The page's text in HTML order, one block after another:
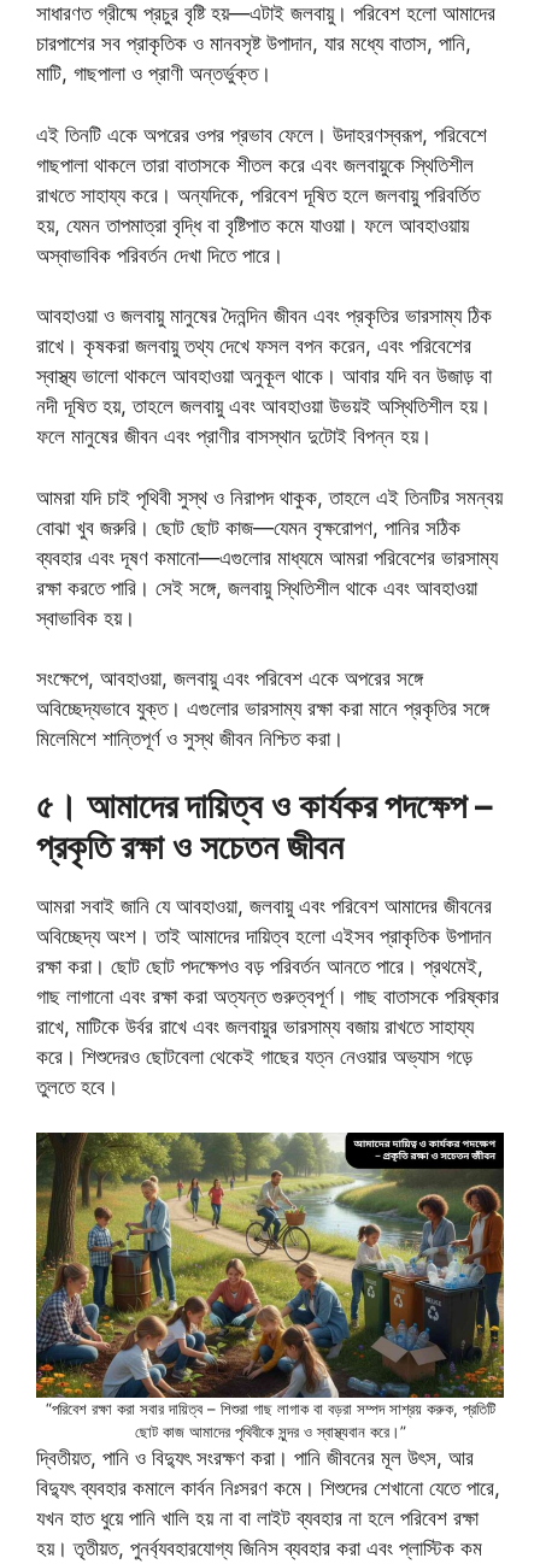
সাধারণত গ্রীষ্মে প্রচুর বৃষ্টি হয়—এটাই জলবায়ু। পরিবেশ হলো আমাদের
চারপাশের সব প্রাকৃতিক ও মানবসৃষ্ট উপাদান, যার মধ্যে বাতাস, পানি,
মাটি, গাছপালা ও প্রাণী অন্তর্ভুক্ত।
এই তিনটি একে অপরের ওপর প্রভাব ফেলে। উদাহরণস্বরূপ, পরিবেশে
গাছপালা থাকলে তারা বাতাসকে শীতল করে এবং জলবায়ুকে স্থিতিশীল
রাখতে সাহায্য করে। অন্যদিকে, পরিবেশ দূষিত হলে জলবায়ু পরিবর্তিত
হয়, যেমন তাপমাত্রা বৃদ্ধি বা বৃষ্টিপাত কমে যাওয়া। ফলে আবহাওয়ায়
অস্বাভাবিক পরিবর্তন দেখা দিতে পারে।
আবহাওয়া ও জলবায়ু মানুষের দৈনন্দিন জীবন এবং প্রকৃতির ভারসাম্য ঠিক
রাখে। কৃষকরা জলবায়ু তথ্য দেখে ফসল বপন করেন, এবং পরিবেশের
স্বাস্থ্য ভালো থাকলে আবহাওয়া অনুকূল থাকে। আবার যদি বন উজাড় বা
নদী দূষিত হয়, তাহলে জলবায়ু এবং আবহাওয়া উভয়ই অস্থিতিশীল হয়।
ফলে মানুষের জীবন এবং প্রাণীর বাসস্থান দুটোই বিপন্ন হয়।
আমরা যদি চাই পৃথিবী সুস্থ ও নিরাপদ থাকুক, তাহলে এই তিনটির সমন্বয়
বোঝা খুব জরুরি। ছোট ছোট কাজ—যেমন বৃক্ষরোপণ, পানির সঠিক
ব্যবহার এবং দূষণ কমানো—এগুলোর মাধ্যমে আমরা পরিবেশের ভারসাম্য
রক্ষা করতে পারি। সেই সঙ্গে, জলবায়ু স্থিতিশীল থাকে এবং আবহাওয়া
স্বাভাবিক হয়।
সংক্ষেপে, আবহাওয়া, জলবায়ু এবং পরিবেশ একে অপরের সঙ্গে
অবিচ্ছেদ্যভাবে যুক্ত। এগুলোর ভারসাম্য রক্ষা করা মানে প্রকৃতির সঙ্গে
মিলেমিশে শান্তিপূর্ণ ও সুস্থ জীবন নিশ্চিত করা।
৫। আমাদের দায়িত্ব ও কার্যকর পদক্ষেপ –
প্রকৃতি রক্ষা ও সচেতন জীবন
আমরা সবাই জানি যে আবহাওয়া, জলবায়ু এবং পরিবেশ আমাদের জীবনের
অবিচ্ছেদ্য অংশ। তাই আমাদের দায়িত্ব হলো এইসব প্রাকৃতিক উপাদান
রক্ষা করা। ছোট ছোট পদক্ষেপও বড় পরিবর্তন আনতে পারে। প্রথমেই,
গাছ লাগানো এবং রক্ষা করা অত্যন্ত গুরুত্বপূর্ণ। গাছ বাতাসকে পরিষ্কার
রাখে, মাটিকে উর্বর রাখে এবং জলবায়ুর ভারসাম্য বজায় রাখতে সাহায্য
করে। শিশুদেরও ছোটবেলা থেকেই গাছের যত্ন নেওয়ার অভ্যাস গড়ে
তুলতে হবে।
“পরিবেশ রক্ষা করা সবার দায়িত্ব – শিশুরা গাছ লাগাক বা বড়রা সম্পদ সাশ্রয় করুক, প্রতিটি
ছোট কাজ আমাদের পৃথিবীকে সুন্দর ও স্বাস্থ্যবান করে।”
দ্বিতীয়ত, পানি ও বিদ্যুৎ সংরক্ষণ করা। পানি জীবনের মূল উৎস, আর
বিদ্যুৎ ব্যবহার কমালে কার্বন নিঃসরণ কমে। শিশুদের শেখানো যেতে পারে,
যখন হাত ধুয়ে পানি খালি হয় না বা লাইট ব্যবহার না হলে পরিবেশ রক্ষা
হয়। তৃতীয়ত, পুনর্ব্যবহারযোগ্য জিনিস ব্যবহার করা এবং প্লাস্টিক কম